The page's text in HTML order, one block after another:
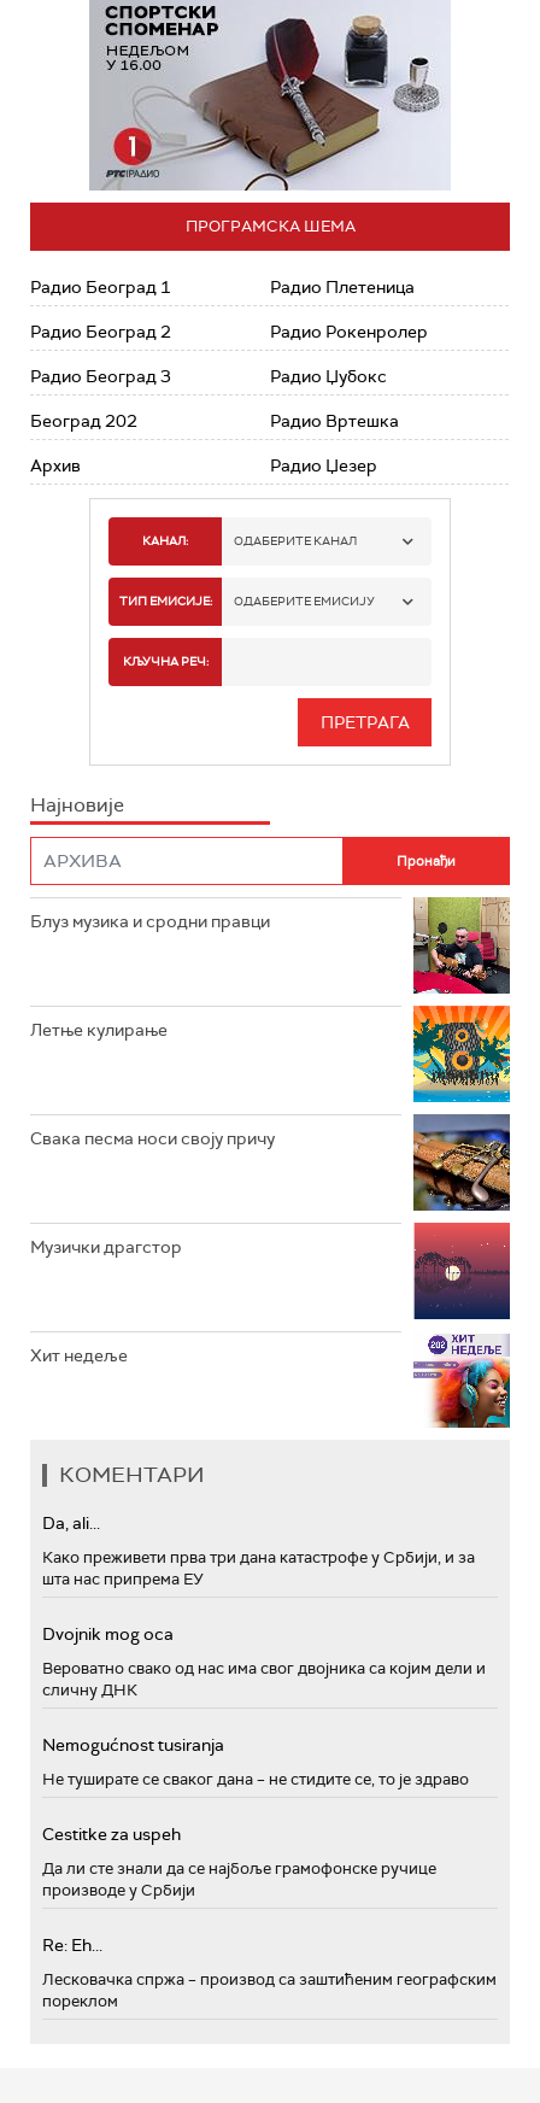
ПРОГРАМСКА ШЕМА
Радио Београд 1
Радио Београд 2
Радио Београд 3
Београд 202
Архив
Радио Плетеница
Радио Рокенролер
Радио Џубокс
Радио Вртешка
Радио Џезер
КАНАЛ: ОДАБЕРИТЕ КАНАЛ
РАДИО БЕОГРАД 1
РАДИО БЕОГРАД 3
РАДИО РОКЕНРОЛЕР
РАДИО ЏЕЗЕР
ТИП ЕМИСИЈЕ: ОДАБЕРИТЕ ЕМИСИЈУ
ИНФО
КЉУЧНА РЕЧ:
Најновије
Блуз музика и сродни правци
Летње кулирање
Свака песма носи своју причу
Музички драгстор
Хит недеље
КОМЕНТАРИ
Da, ali...
Како преживети прва три дана катастрофе у Србији, и за
шта нас припрема ЕУ
Dvojnik mog oca
Вероватно свако од нас има свог двојника са којим дели и
сличну ДНК
Nemogućnost tusiranja
Не туширате се сваког дана – не стидите се, то је здраво
Cestitke za uspeh
Да ли сте знали да се најбоље грамофонске ручице
производе у Србији
Re: Eh...
Лесковачка спржа – производ са заштићеним географским
пореклом